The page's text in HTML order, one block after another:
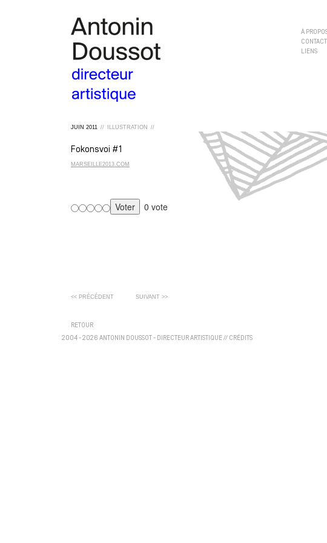
À
CONTACT
LIENS
JUIN 2011 // ILLUSTRATION //
Fokonsvoi #1
MARSEILLE2013.COM
0 vote
<< PRÉCÉDENT SUIVANT >>
RETOUR
2004 - 2026 ANTONIN DOUSSOT - DIRECTEUR ARTISTIQUE// CRÉDITS